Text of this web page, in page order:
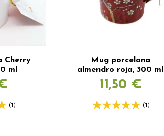
Cherry
ml
(1)
Mug porcelana
almendro roja, 300 ml
11,50 €
(1)